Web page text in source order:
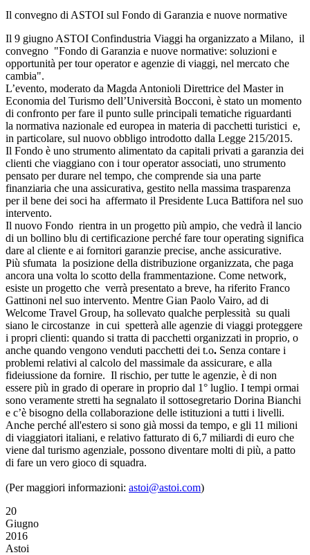
Il convegno di ASTOI sul Fondo di Garanzia e nuove normative
Il 9 giugno ASTOI Confindustria Viaggi ha organizzato a Milano, il
convegno "Fondo di Garanzia e nuove normative: soluzioni e
opportunità per tour operator e agenzie di viaggi, nel mercato che
cambia".
L’evento, moderato da Magda Antonioli Direttrice del Master in
Economia del Turismo dell’Università Bocconi, è stato un momento
di confronto per fare il punto sulle principali tematiche riguardanti
la normativa nazionale ed europea in materia di pacchetti turistici e,
in particolare, sul nuovo obbligo introdotto dalla Legge 215/2015.
Il Fondo è uno strumento alimentato da capitali privati a garanzia dei
clienti che viaggiano con i tour operator associati, uno strumento
pensato per durare nel tempo, che comprende sia una parte
finanziaria che una assicurativa, gestito nella massima trasparenza
per il bene dei soci ha affermato il Presidente Luca Battifora nel suo
intervento.
Il nuovo Fondo rientra in un progetto più ampio, che vedrà il lancio
di un bollino blu di certificazione perché fare tour operating significa
dare al cliente e ai fornitori garanzie precise, anche assicurative.
Più sfumata la posizione della distribuzione organizzata, che paga
ancora una volta lo scotto della frammentazione. Come network,
esiste un progetto che verrà presentato a breve, ha riferito Franco
Gattinoni nel suo intervento. Mentre Gian Paolo Vairo, ad di
Welcome Travel Group, ha sollevato qualche perplessità su quali
siano le circostanze in cui spetterà alle agenzie di viaggi proteggere
i propri clienti: quando si tratta di pacchetti organizzati in proprio, o
anche quando vengono venduti pacchetti dei t.o. Senza contare i
problemi relativi al calcolo del massimale da assicurare, e alla
fideiussione da fornire. Il rischio, per tutte le agenzie, è di non
essere più in grado di operare in proprio dal 1° luglio. I tempi ormai
sono veramente stretti ha segnalato il sottosegretario Dorina Bianchi
e c’è bisogno della collaborazione delle istituzioni a tutti i livelli.
Anche perché all'estero si sono già mossi da tempo, e gli 11 milioni
di viaggiatori italiani, e relativo fatturato di 6,7 miliardi di euro che
viene dal turismo agenziale, possono diventare molti di più, a patto
di fare un vero gioco di squadra.
(Per maggiori informazioni: astoi@astoi.com)
20
Giugno
2016
Astoi